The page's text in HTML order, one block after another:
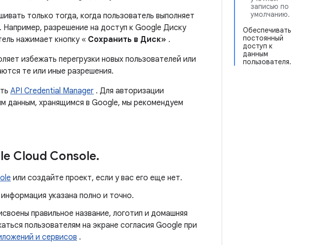
записью по
умолчанию.
Обеспечивать
постоянный
доступ к
данным
пользователя.
только тогда, когда пользователь выполняет
разрешение на доступ к Google Диску
нажимает кнопку « Сохранить в Диск» .
избежать перегрузки новых пользователей или
те или иные разрешения.
API Credential Manager . Для авторизации
данным, хранящимся в Google, мы рекомендуем
Cloud Console.
или создайте проект, если у вас его еще нет.
указана полно и точно.
правильное название, логотип и домашняя
пользователям на экране согласия Google при
и сервисов .